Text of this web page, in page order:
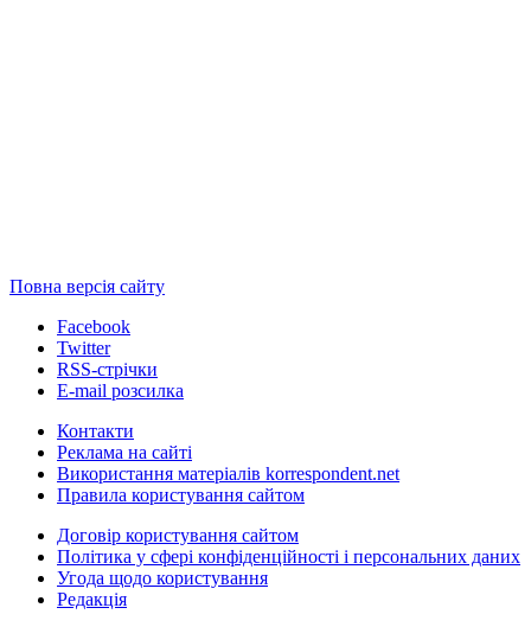
Повна версія сайту
Facebook
Twitter
RSS-стрічки
E-mail розсилка
Контакти
Реклама на сайті
Використання матеріалів korrespondent.net
Правила користування сайтом
Договір користування сайтом
Політика у сфері конфіденційності і персональних даних
Угода щодо користування
Редакція